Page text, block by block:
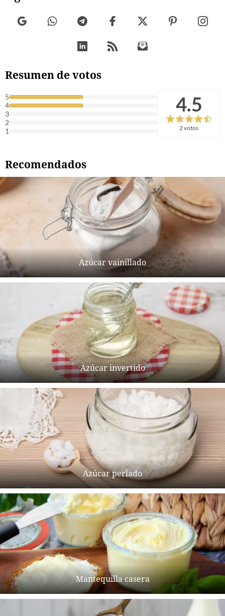
Resumen de votos
5
4
3
2
1
4.5
2 votos
Recomendados
Azúcar vainillado
Azúcar invertido
Azúcar perlado
Mantequilla casera